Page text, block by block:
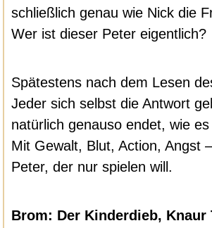
schließlich genau wie Nick die
Wer ist dieser Peter eigentlich?
Spätestens nach dem Lesen
Jeder sich selbst die Antwort
natürlich genauso endet, wie
Mit Gewalt, Blut, Action, Angst
Peter, der nur spielen will.
Brom: Der Kinderdieb, Knaur